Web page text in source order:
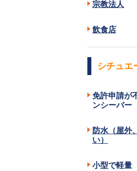
宗教法人
飲食店
シチュエ
免許申請が
ンシーバー
防水（屋外
い）
小型で軽量